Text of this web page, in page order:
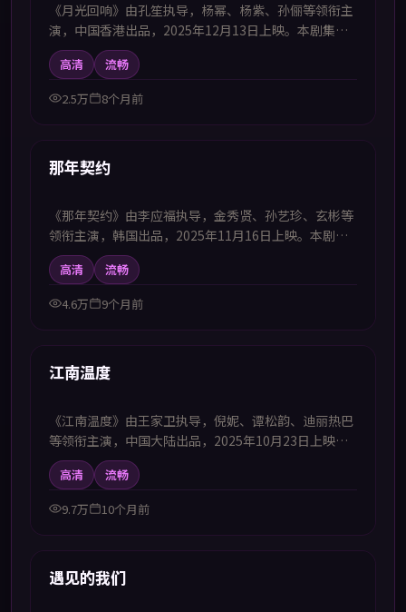
《月光回响》由孔笙执导，杨幂、杨紫、孙俪等领衔主
演，中国香港出品，2025年12月13日上映。本剧集提
供中韩双语字幕，支持1080P高清播放，属悬疑题材，
以紧凑节奏推进高智商博弈与追凶过程，适合喜欢中韩
字幕电视剧高清播放的观众追看。
高清
流畅
2.5万
8个月前
新上
那年契约
《那年契约》由李应福执导，金秀贤、孙艺珍、玄彬等
领衔主演，韩国出品，2025年11月16日上映。本剧集
提供中韩双语字幕，支持1080P高清播放，属喜剧题
材，日常琐事中迸发意想不到的笑料与感动，适合喜欢
中韩字幕电视剧高清播放的观众追看。
高清
流畅
4.6万
9个月前
新上
江南温度
《江南温度》由王家卫执导，倪妮、谭松韵、迪丽热巴
等领衔主演，中国大陆出品，2025年10月23日上映。
本剧集提供中韩双语字幕，支持1080P高清播放，属犯
罪题材，正邪交锋中揭露灰色地带的人性选择，适合喜
欢中韩字幕电视剧高清播放的观众追看。
高清
流畅
9.7万
10个月前
新上
遇见的我们